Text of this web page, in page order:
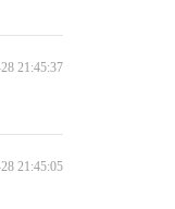
21:45:37
21:45:05